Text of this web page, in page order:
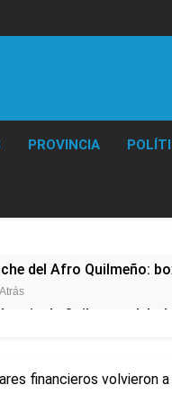
PROVINCIA
del Afro Quilmeño:
de Quilmes
financieros volvieron a